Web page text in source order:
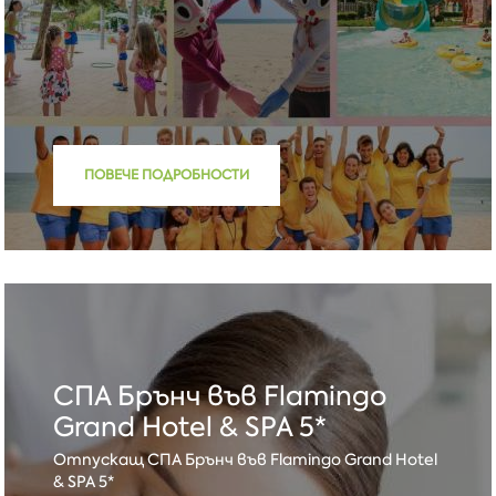
ПОВЕЧЕ ПОДРОБНОСТИ
СПА Брънч във Flamingo
Grand Hotel & SPA 5*
Отпускащ СПА Брънч във Flamingo Grand Hotel
& SPA 5*